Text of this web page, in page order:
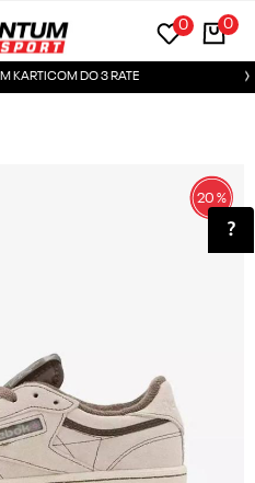
0
0
KARTICOM DO 3 RATE
20%